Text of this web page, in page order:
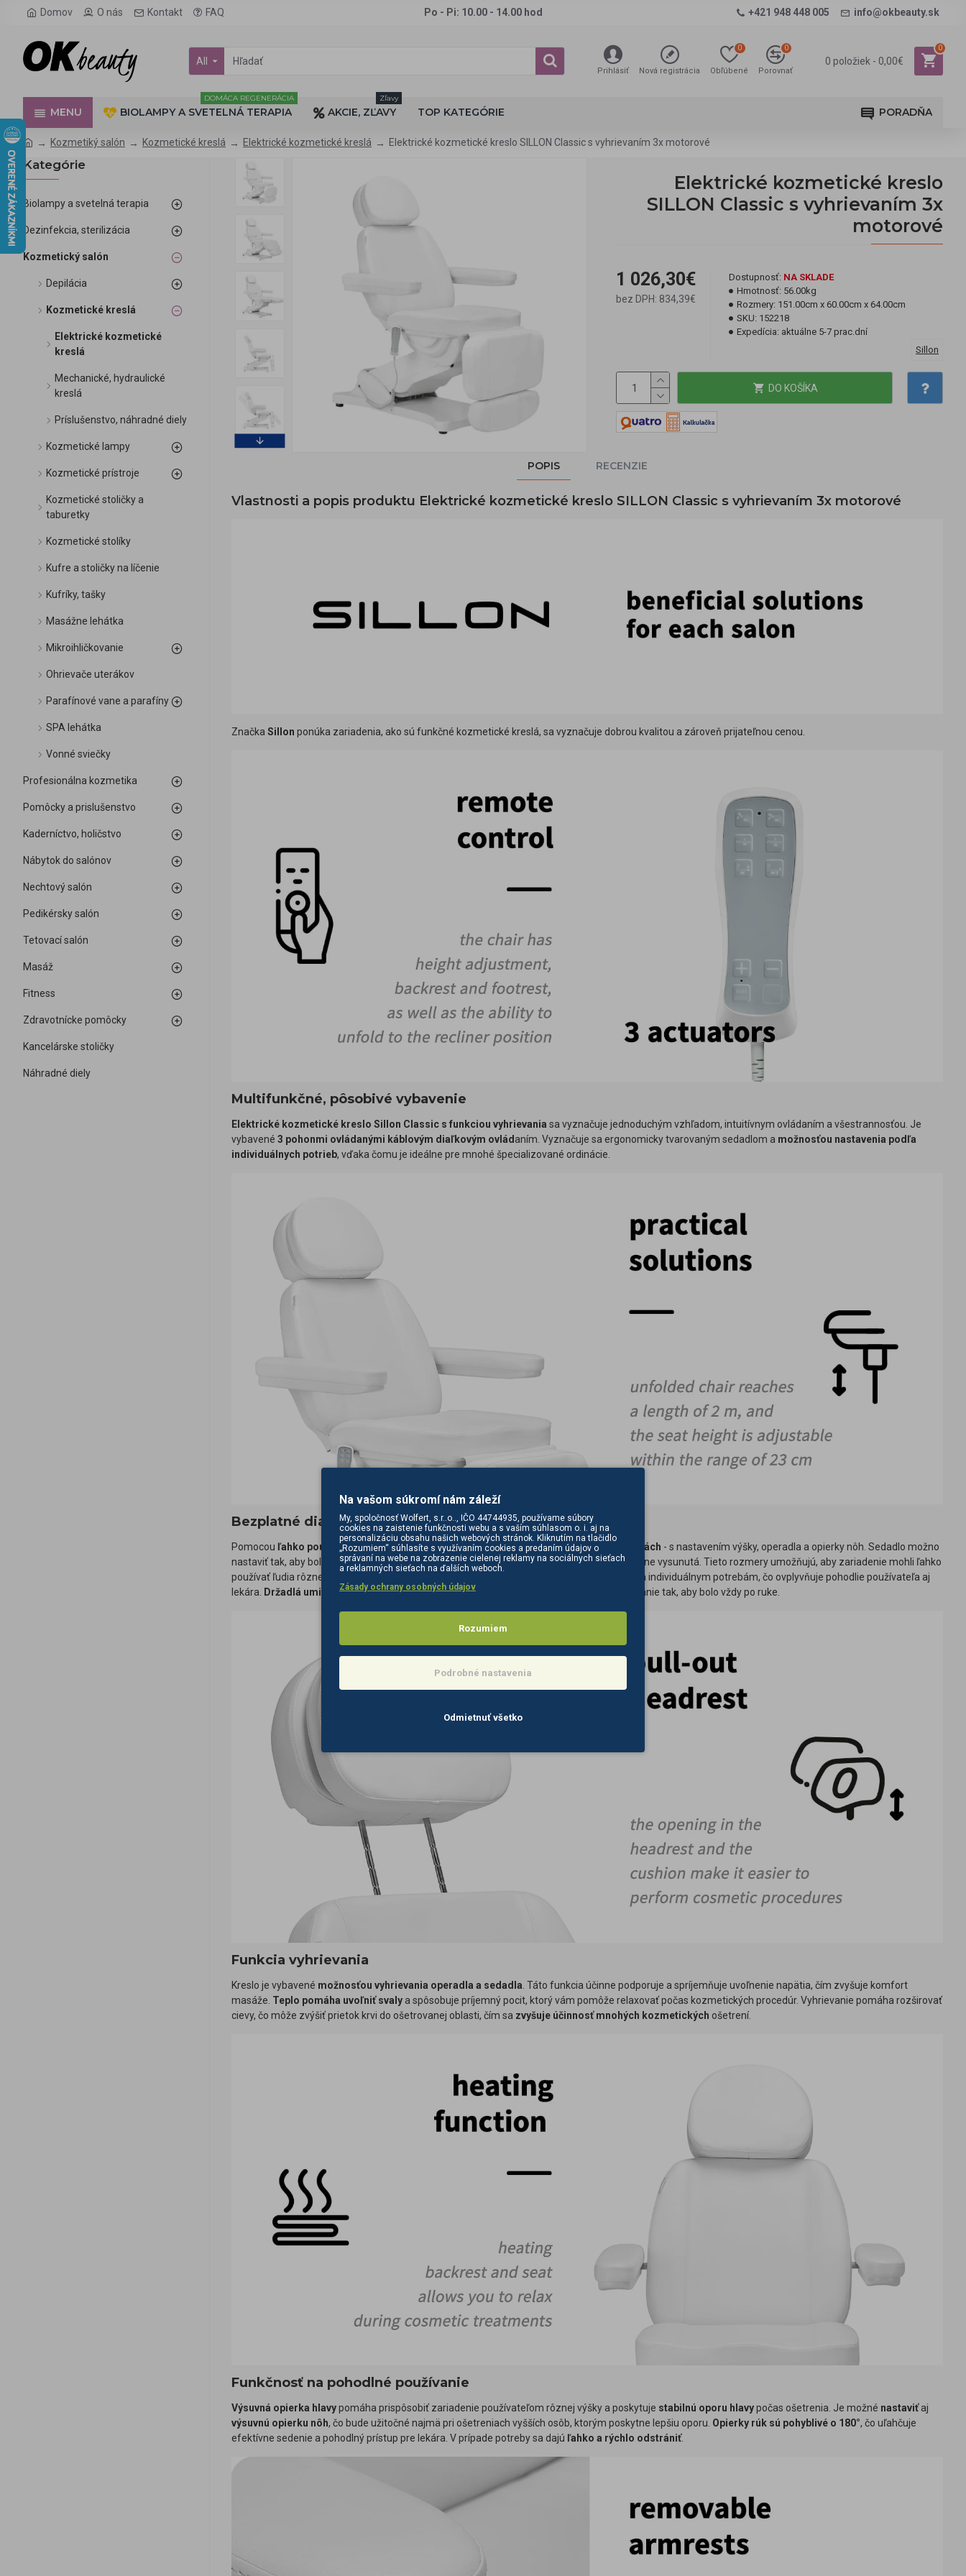
Domov O nás Kontakt FAQ Po - Pi: 10.00 - 14.00 hod +421 948 448 005 info@okbeauty.sk
All
Prihlásiť Nová registrácia Obľúbené
0
Porovnať
0
0 položiek - 0,00€
0
MENU BIOLAMPY A SVETELNÁ TERAPIA
DOMÁCA REGENERÁCIA
AKCIE, ZĽAVY
Zľavy
TOP KATEGÓRIE PORADŇA
Kozmetiký salón Kozmetické kreslá Elektrické kozmetické kreslá Elektrické kozmetické kreslo SILLON Classic s vyhrievaním 3x motorové
Kategórie
Biolampy a svetelná terapia
Dezinfekcia, sterilizácia
Kozmetický salón
Depilácia
Kozmetické kreslá
Elektrické kozmetické
kreslá
Mechanické, hydraulické
kreslá
Príslušenstvo, náhradné diely
Kozmetické lampy
Kozmetické prístroje
Kozmetické stoličky a
taburetky
Kozmetické stolíky
Kufre a stoličky na líčenie
Kufríky, tašky
Masážne lehátka
Mikroihličkovanie
Ohrievače uterákov
Parafínové vane a parafíny
SPA lehátka
Vonné sviečky
Profesionálna kozmetika
Pomôcky a prislušenstvo
Kaderníctvo, holičstvo
Nábytok do salónov
Nechtový salón
Pedikérsky salón
Tetovací salón
Masáž
Fitness
Zdravotnícke pomôcky
Kancelárske stoličky
Náhradné diely
Elektrické kozmetické kreslo
SILLON Classic s vyhrievaním 3x
motorové
1 026,30€
bez DPH: 834,39€
Dostupnosť: NA SKLADE
Hmotnosť: 56.00kg
Rozmery: 151.00cm x 60.00cm x 64.00cm
SKU: 152218
Expedícia: aktuálne 5-7 prac.dní
Sillon
DO KOŠÍKA
POPIS RECENZIE
Vlastnosti a popis produktu Elektrické kozmetické kreslo SILLON Classic s vyhrievaním 3x motorové
Značka Sillon ponúka zariadenia, ako sú funkčné kozmetické kreslá, sa vyznačuje dobrou kvalitou a zároveň prijateľnou cenou.
Multifunkčné, pôsobivé vybavenie
Elektrické kozmetické kreslo Sillon Classic s funkciou vyhrievania sa vyznačuje jednoduchým vzhľadom, intuitívnym ovládaním a všestrannosťou. Je
vybavené 3 pohonmi ovládanými káblovým diaľkovým ovlád aním. Vyznačuje sa ergonomicky tvarovaným sedadlom a možnosťou nastavenia podľa
individuálnych potrieb, vďaka čomu je ideálne pre mnohé špecializované ordinácie.
Bezplatné diaľkové ovládanie
Pomocou ľahko použiteľného diaľkovéhoovládania sa stolička plynule nastavuje v 3 rovinách - s nastavením výšky, operadla a opierky nôh. Sedadlo možno
nastaviť tak, aby bolo vo výške od61 cm do 84 cm, a stolička dosahujedĺžku 2 m, keď je úplne vysunutá. Tieto rozmery umožňujú, aby zariadenie mohli ľahko
používať ľudia rôznej výšky, a umožňujú
a individuálnym potrebám, čo ovplyvňuje pohodlie používateľa aj
lekára. Držadlá umiestnené na oboch stranách sedadla umožňujú zavesiť diaľkové ovládanie tak, aby bolo vždy po ruke.
Funkcia vyhrievania
Kreslo je vybavené možnosťou vyhrievania operadla a sedadla . Táto funkcia účinne podporuje a spríjemňuje uvoľnenie napätia, čím zvyšuje komfort
masáže. Teplo pomáha uvoľniť svaly a spôsobuje príjemný pocit, ktorý vám pomôže relaxovať počas kozmetických procedúr. Vyhrievanie pomáha rozširovať
cievy, čo môže zvýšiť prietok krvi do ošetrovanej oblasti, čím sa zvyšuje účinnosť mnohých kozmetických ošetrení.
Funkčnosť na pohodlné používanie
Výsuvná opierka hlavypomáha prispôsobiť zariadenie používateľom rôznej výšky a poskytuje stabilnú oporu hlavypočas ošetrenia. Je možné nastaviťaj
výsuvnú opierku nôh, čo bude užitočné najmä pri ošetreniach vyšších osôb, ktorým poskytne lepšiu oporu. Opierky rúk sú pohyblivé o 180°, čo uľahčuje
efektívne sedenie a pohodlný prístup pre lekára. V prípade potreby sa dajú ľahko a rýchlo odstrániť.
Na vašom súkromí nám záleží
My, spoločnosť Wolfert, s.r..o.., IČO 44744935, používame súbory
cookies na zaistenie funkčnosti webu a s vaším súhlasom o. i. aj na
personalizáciu obsahu našich webových stránok. Kliknutím na tlačidlo
„Rozumiem“ súhlasíte s využívaním cookies a predaním údajov o
správaní na webe na zobrazenie cielenej reklamy na sociálnych sieťach
a reklamných sieťach na ďalších weboch.
Zásady ochrany osobných údajov
Rozumiem
Podrobné nastavenia
Odmietnuť všetko